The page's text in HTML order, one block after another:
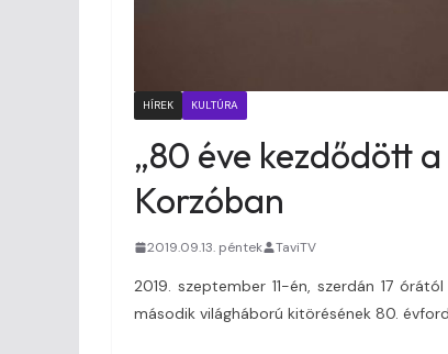
HÍREK KULTÚRA
„80 éve kezdődött
Korzóban
2019.09.13. péntek TaviTV
2019. szeptember 11-én, szerdán 17
második világháború kitörésének 80.